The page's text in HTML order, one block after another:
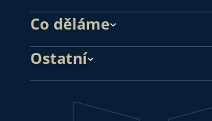
Co děláme
Ostatní